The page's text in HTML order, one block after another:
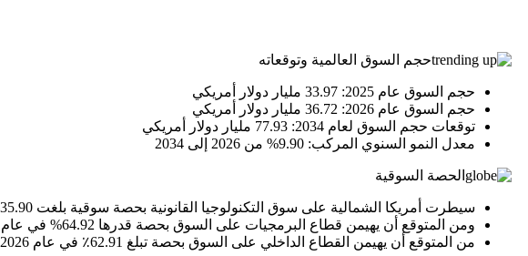
حجم السوق العالمية وتوقعاته
حجم السوق عام 2025: 33.97 مليار دولار أمريكي
حجم السوق عام 2026: 36.72 مليار دولار أمريكي
توقعات حجم السوق لعام 2034: 77.93 مليار دولار أمريكي
معدل النمو السنوي المركب: 9.90% من 2026 إلى 2034
الحصة السوقية
سيطرت أمريكا الشمالية على سوق التكنولوجيا القانونية بحصة سوقية بلغت 35.90% في عام 2025.
ومن المتوقع أن يهيمن قطاع البرمجيات على السوق بحصة قدرها 64.92% في عام 2026.
من المتوقع أن يهيمن القطاع الداخلي على السوق بحصة تبلغ 62.91٪ في عام 2026.